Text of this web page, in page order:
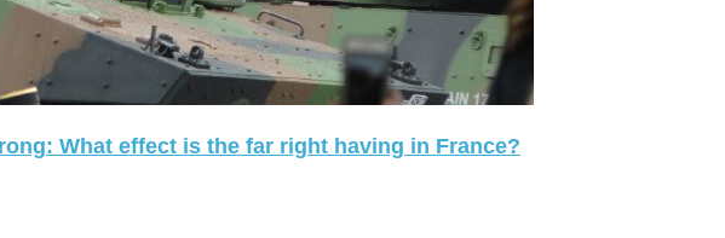
What effect is the far right having in France?